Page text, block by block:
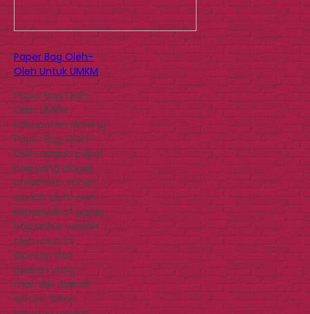
Paper Bag Oleh-
Oleh Untuk UMKM
Paper Bag Oleh-
Oleh UMKM
Kabupaten Pinrang
Paper Bag Oleh-
Oleh adalah paper
bag yang dibuat
untuk kebutuhan
wadah oleh-oleh.
Kebanyakan paper
bag untuk wadah
oleh-oleh ini
dipesan dari
daerah yang
memiliki daerah
wisata. Salah